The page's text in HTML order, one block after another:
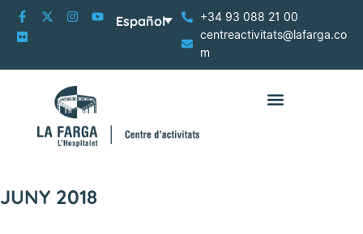
+34 93 088 21 00
centreactivitats@lafarga.co
m
Español
JUNY 2018